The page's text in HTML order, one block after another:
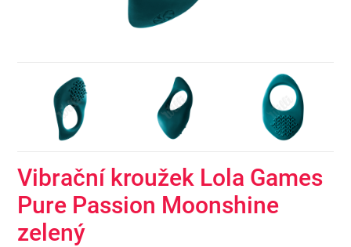
Vibrační kroužek Lola Games
Pure Passion Moonshine
zelený